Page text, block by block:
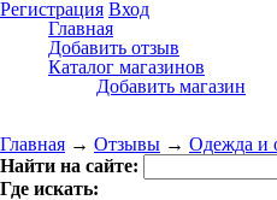
Регистрация Вход
Главная
Добавить отзыв
Каталог магазинов
Добавить магазин
Главная → Отзывы → Одежда и
Найти на сайте:
Где искать: